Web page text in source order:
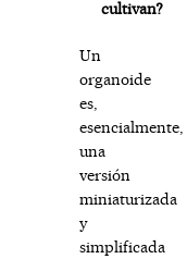
cultivan?
Un
organoide
es,
esencialmente,
una
versión
miniaturizada
y
simplificada